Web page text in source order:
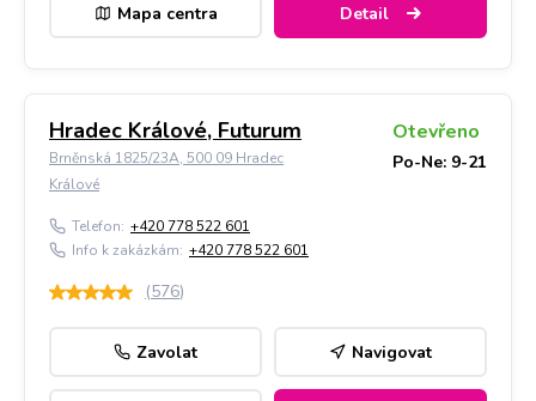
Mapa centra Detail
Hradec Králové, Futurum
Brněnská 1825/23A, 500 09 Hradec
Králové
Otevřeno
Po-Ne: 9-21
Telefon: +420 778 522 601
Info k zakázkám: +420 778 522 601
(576)
Zavolat Navigovat